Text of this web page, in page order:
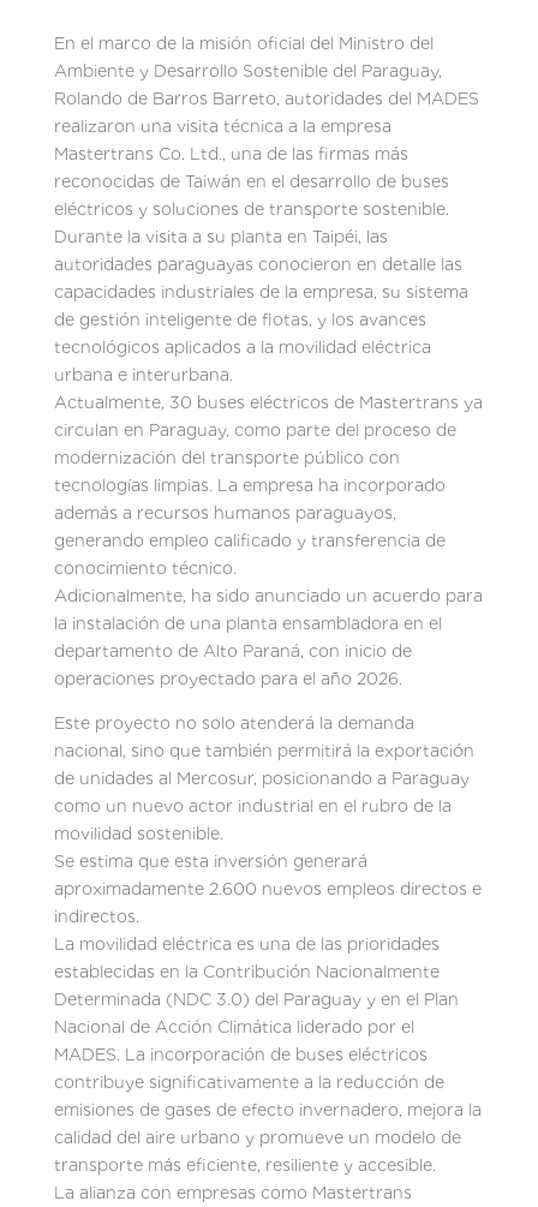
En el marco de la misión oficial del Ministro del
Ambiente y Desarrollo Sostenible del Paraguay,
Rolando de Barros Barreto, autoridades del MADES
realizaron una visita técnica a la empresa
Mastertrans Co. Ltd., una de las firmas más
reconocidas de Taiwán en el desarrollo de buses
eléctricos y soluciones de transporte sostenible.
Durante la visita a su planta en Taipéi, las
autoridades paraguayas conocieron en detalle las
capacidades industriales de la empresa, su sistema
de gestión inteligente de flotas, y los avances
tecnológicos aplicados a la movilidad eléctrica
urbana e interurbana.
Actualmente, 30 buses eléctricos de Mastertrans ya
circulan en Paraguay, como parte del proceso de
modernización del transporte público con
tecnologías limpias. La empresa ha incorporado
además a recursos humanos paraguayos,
generando empleo calificado y transferencia de
conocimiento técnico.
Adicionalmente, ha sido anunciado un acuerdo para
la instalación de una planta ensambladora en el
departamento de Alto Paraná, con inicio de
operaciones proyectado para el año 2026.
Este proyecto no solo atenderá la demanda
nacional, sino que también permitirá la exportación
de unidades al Mercosur, posicionando a Paraguay
como un nuevo actor industrial en el rubro de la
movilidad sostenible.
Se estima que esta inversión generará
aproximadamente 2.600 nuevos empleos directos e
indirectos.
La movilidad eléctrica es una de las prioridades
establecidas en la Contribución Nacionalmente
Determinada (NDC 3.0) del Paraguay y en el Plan
Nacional de Acción Climática liderado por el
MADES. La incorporación de buses eléctricos
contribuye significativamente a la reducción de
emisiones de gases de efecto invernadero, mejora la
calidad del aire urbano y promueve un modelo de
transporte más eficiente, resiliente y accesible.
La alianza con empresas como Mastertrans